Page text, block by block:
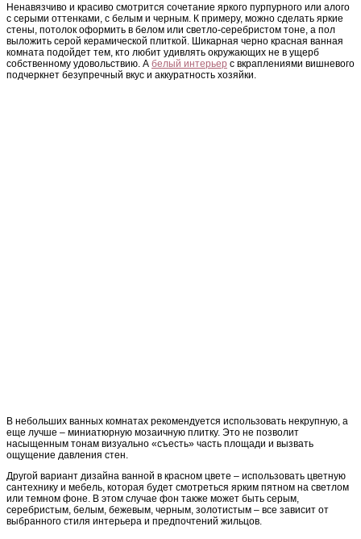
Ненавязчиво и красиво смотрится сочетание яркого пурпурного или алого
с серыми оттенками, с белым и черным. К примеру, можно сделать яркие
стены, потолок оформить в белом или светло-серебристом тоне, а пол
выложить серой керамической плиткой. Шикарная черно красная ванная
комната подойдет тем, кто любит удивлять окружающих не в ущерб
собственному удовольствию. А белый интерьер с вкраплениями вишневого
подчеркнет безупречный вкус и аккуратность хозяйки.
В небольших ванных комнатах рекомендуется использовать некрупную, а
еще лучше – миниатюрную мозаичную плитку. Это не позволит
насыщенным тонам визуально «съесть» часть площади и вызвать
ощущение давления стен.
Другой вариант дизайна ванной в красном цвете – использовать цветную
сантехнику и мебель, которая будет смотреться ярким пятном на светлом
или темном фоне. В этом случае фон также может быть серым,
серебристым, белым, бежевым, черным, золотистым – все зависит от
выбранного стиля интерьера и предпочтений жильцов.